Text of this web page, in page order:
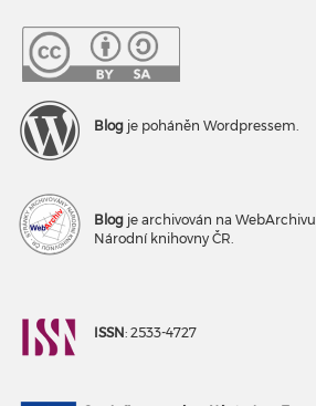
Blog je poháněn Wordpressem.
Blog je archivován na WebArchivu
Národní knihovny ČR.
ISSN: 2533-4727